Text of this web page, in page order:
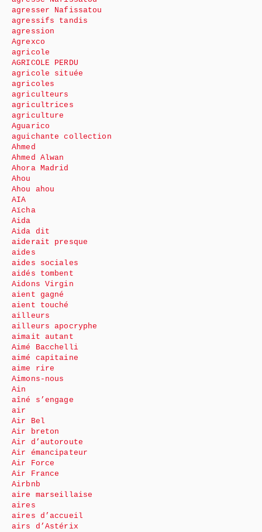
agresser Nafissatou
agressifs tandis
agression
Agrexco
agricole
AGRICOLE PERDU
agricole située
agricoles
agriculteurs
agricultrices
agriculture
Aguarico
aguichante collection
Ahmed
Ahmed Alwan
Ahora Madrid
Ahou
Ahou ahou
AIA
Aïcha
Aida
Aida dit
aiderait presque
aides
aides sociales
aidés tombent
Aidons Virgin
aient gagné
aient touché
ailleurs
ailleurs apocryphe
aimait autant
Aimé Bacchelli
aimé capitaine
aime rire
Aimons-nous
Ain
aîné s’engage
air
Air Bel
Air breton
Air d’autoroute
Air émancipateur
Air Force
Air France
Airbnb
aire marseillaise
aires
aires d’accueil
airs d’Astérix